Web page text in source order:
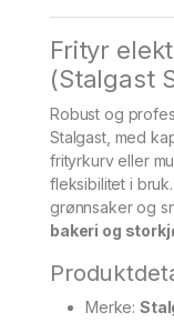
Frityr
(Stalgast
Robust og
Stalgast, med
frityrkurv eller
fleksibilitet i
grønnsaker og
bakeri og
Merke: